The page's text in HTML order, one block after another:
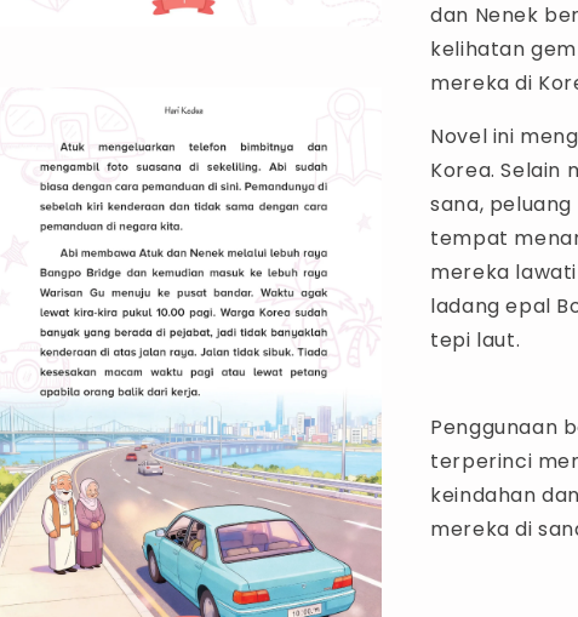
dan Nenek
kelihatan
mereka di
Novel ini
Korea. Selain
sana,
tempat
mereka
ladang epal
tepi laut.
Penggunaan
terperinci
keindahan
mereka di